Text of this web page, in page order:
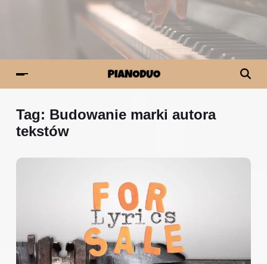
Tag: Budowanie marki autora
tekstów